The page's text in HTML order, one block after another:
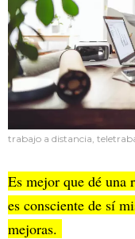
trabajo a distancia,
Es mejor que dé una
es consciente de sí
mejoras.